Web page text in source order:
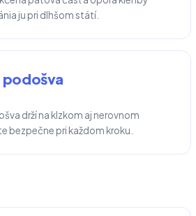
ju pri dlhšom státí.
drží na klzkom aj nerovnom
bezpečne pri každom kroku.